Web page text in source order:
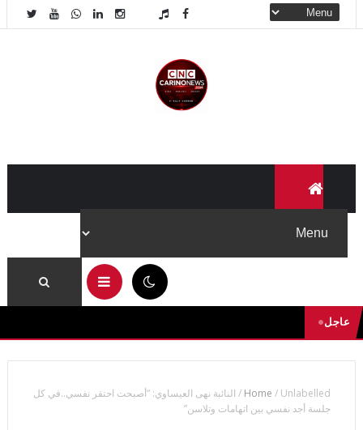
عاجل
Home / Unlabelled
/ النائبة نهى العيساوي: “أصبحت احتقر نفسي..في كل
جلسة أجد نفسي بين اتهامات وتلاسن”